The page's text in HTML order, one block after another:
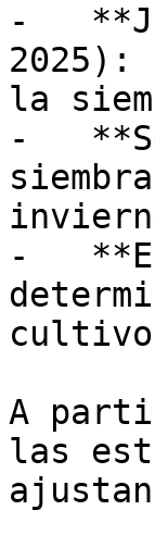
-
2025):
la
-
-
A
las